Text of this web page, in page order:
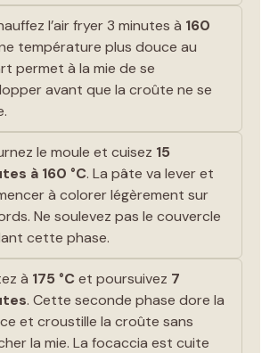
l’air fryer 3 minutes à 160
température plus douce au
permet à la mie de se
avant que la croûte ne se
le moule et cuisez 15
à 160 °C. La pâte va lever et
à colorer légèrement sur
Ne soulevez pas le couvercle
cette phase.
à 175 °Cet poursuivez 7
. Cette seconde phase dore la
et croustille la croûte sans
la mie. La focaccia est cuite